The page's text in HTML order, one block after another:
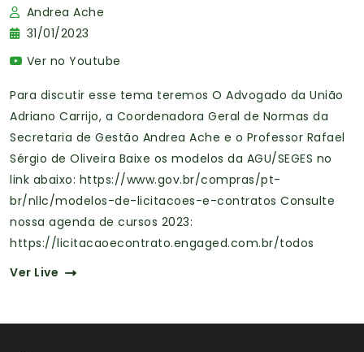
Andrea Ache
31/01/2023
Ver no Youtube
Para discutir esse tema teremos O Advogado da União
Adriano Carrijo, a Coordenadora Geral de Normas da
Secretaria de Gestão Andrea Ache e o Professor Rafael
Sérgio de Oliveira Baixe os modelos da AGU/SEGES no
link abaixo: https://www.gov.br/compras/pt-
br/nllc/modelos-de-licitacoes-e-contratos Consulte
nossa agenda de cursos 2023:
https://licitacaoecontrato.engaged.com.br/todos
Ver Live